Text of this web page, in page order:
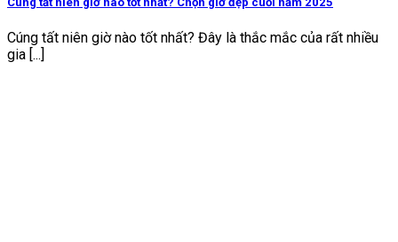
Cúng tất niên giờ nào tốt nhất? Đây là thắc mắc của rất nhiều
gia [...]